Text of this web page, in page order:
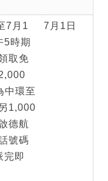
7月1
5時期
取免
中環至
1,000
德航
號碼
完即
7月1日